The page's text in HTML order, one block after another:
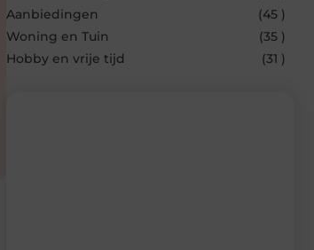
Aanbiedingen
(45 )
Woning en Tuin
(35 )
Hobby en vrije tijd
(31 )